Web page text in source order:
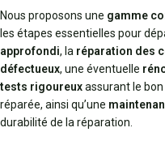
Nous proposons une gamme
les étapes essentielles pour
approfondi, la réparation des
défectueux, une éventuelle
tests rigoureuxassurant le
réparée, ainsi qu’une
durabilité de la réparation.